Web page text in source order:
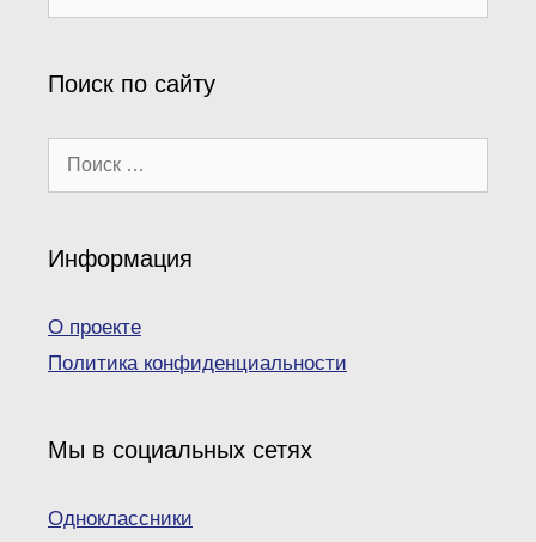
рубрики
Поиск по сайту
Поиск:
Информация
О проекте
Политика конфиденциальности
Мы в социальных сетях
Одноклассники